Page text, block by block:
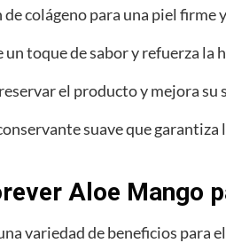
colágeno para una piel firme
un toque de sabor y refuerza la
el producto y mejora su
suave que
Aloe Mango
variedad de beneficios para